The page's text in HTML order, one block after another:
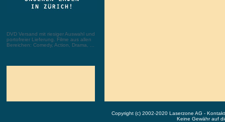
DVD Versand mit riesiger Auswahl und
portofreier Lieferung. Filme aus allen
Bereichen: Comedy, Action, Drama, ...
Copyright (c) 2002-2020 Laserzone AG -
Keine Gewähr auf